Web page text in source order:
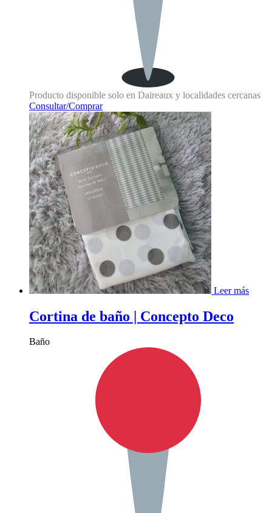
Producto disponible solo en Daireaux y localidades cercanas
Consultar/Comprar
Leer más
Cortina de baño | Concepto Deco
Baño